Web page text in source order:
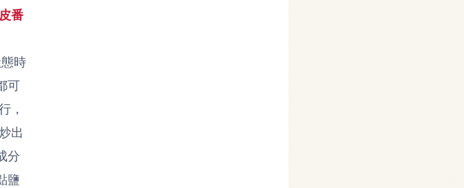
番
時
可
，
出
分
鹽